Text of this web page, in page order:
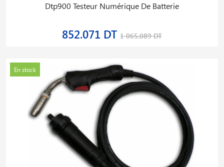
Dtp900 Testeur Numérique De Batterie
852.071 DT 1 065.089 DT
En stock